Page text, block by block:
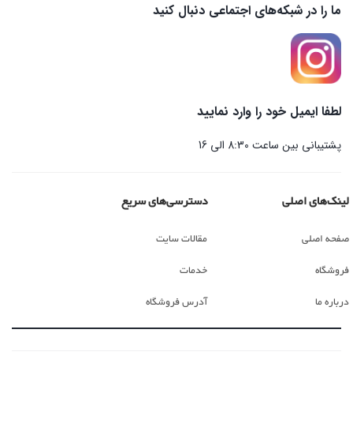
ما را در شبکه‌های اجتماعی دنبال کنید
لطفا ایمیل خود را وارد نمایید
پشتیبانی بین ساعت 8:30 الی 16
لینک‌های اصلی
صفحه اصلی
فروشگاه
درباره ما
دسترسی‌های سریع
مقالات سایت
خدمات
آدرس فروشگاه